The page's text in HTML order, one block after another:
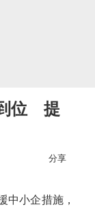
位 提
分享
小企措施，